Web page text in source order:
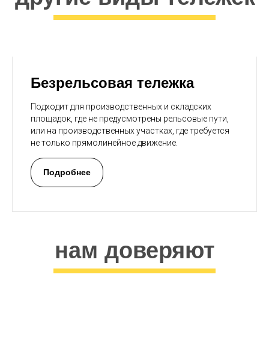
Безрельсовая тележка
Подходит для производственных и складских
площадок, где не предусмотрены рельсовые пути,
или на производственных участках, где требуется
не только прямолинейное движение.
Подробнее
нам доверяют